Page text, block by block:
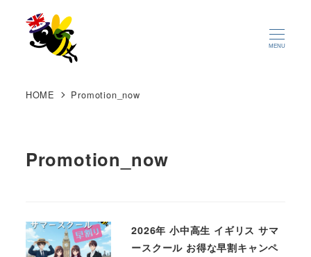
MENU
HOME Promotion_now
Promotion_now
2026年 小中高生 イギリス サマ
ースクール お得な早割キャンペ